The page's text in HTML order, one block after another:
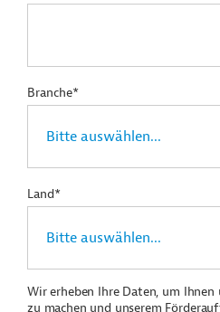
Branche*
Land*
Wir erheben Ihre Daten, um
zu machen und unserem